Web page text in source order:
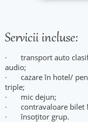
Servicii incluse:
· transport auto
audio;
· cazare în hotel/
triple;
· mic dejun;
· contravaloare bilet
· însoțitor grup.